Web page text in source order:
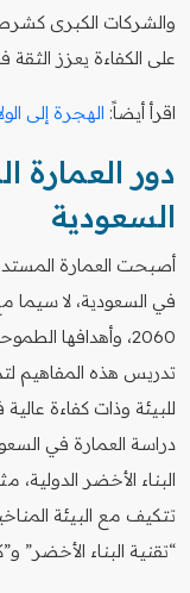
والشركات الكبرى
على الكفاءة يعزز
اقرأ أيضاً: الهجرة إلى
دور العمارة
السعودية
أصبحت العمارة
في السعودية، لا سيما
2060، وأهدافها
تدريس هذه المفاهيم
للبيئة وذات كفاءة
دراسة العمارة في
تتكيف مع البيئة
“تقنية البناء الأخضر”